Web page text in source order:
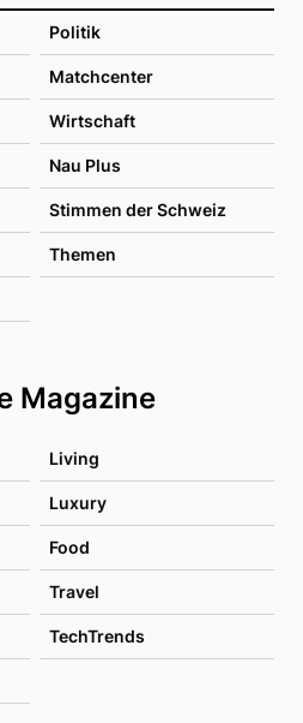
Politik
Matchcenter
Wirtschaft
Nau Plus
Stimmen der Schweiz
Themen
Magazine
Living
Luxury
Food
Travel
TechTrends